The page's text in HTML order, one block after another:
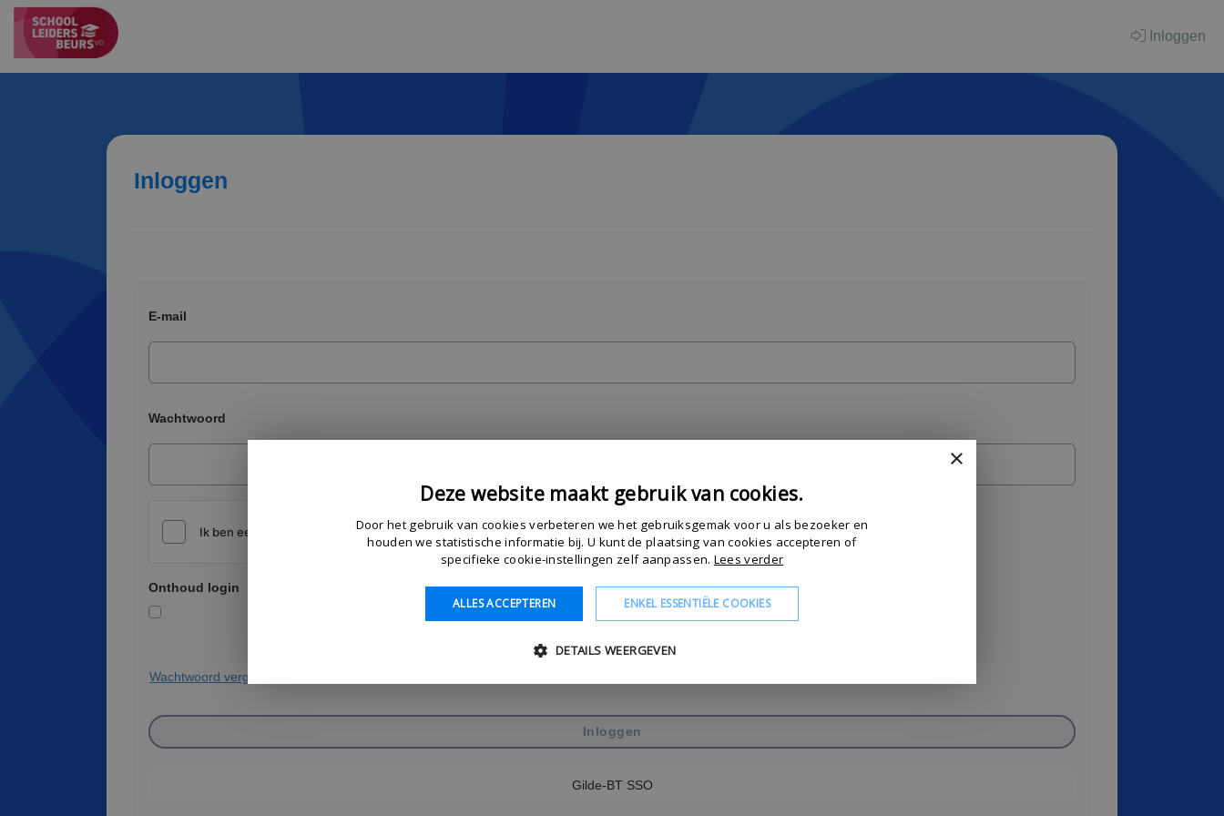
Inloggen
Inloggen
E-mail
Wachtwoord
Onthoud login
Wachtwoord vergeten?
Gilde-BT SSO
×
Deze website maakt gebruik van cookies.
Door het gebruik van cookies verbeteren we het gebruiksgemak voor u als bezoeker en
houden we statistische informatie bij. U kunt de plaatsing van cookies accepteren of
specifieke cookie-instellingen zelf aanpassen. Lees verder
ALLES ACCEPTEREN ENKEL ESSENTIËLE COOKIES
DETAILS WEERGEVEN